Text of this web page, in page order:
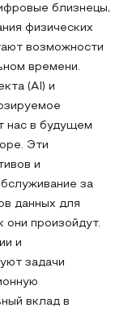
близнецы,
физических
возможности
времени.
(AI) и
нас в будущем
Эти
и
за
данных для
они произойдут.
и
задачи
вклад в